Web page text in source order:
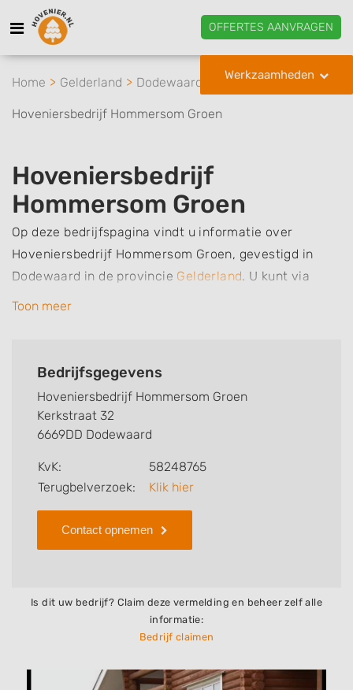
OFFERTES AANVRAGEN
Werkzaamheden
Home Gelderland Dodewaard
Hoveniersbedrijf Hommersom Groen
Hoveniersbedrijf
Hommersom Groen
Op deze bedrijfspagina vindt u informatie over
Hoveniersbedrijf Hommersom Groen, gevestigd in
Dodewaard in de provincie Gelderland. U kunt via
deze pagina eenvoudig contact met het bedrijf
werkzaamheden van dit bedrijf, zo kunt u snel zien
u kan verzorgen. Tenslotte kunt een beoordeling of
review achterlaten als u al ervaring heeft met dit
Zoekt u een ander bedrijf? Bekijk dan andere
hoveniers en bedrijven inDodewaard
Toon meer
Bedrijfsgegevens
Hoveniersbedrijf Hommersom Groen
Kerkstraat 32
6669DD Dodewaard
KvK:
58248765
Terugbelverzoek:
Klik hier
Contact opnemen
Is dit uw bedrijf? Claim deze vermelding en beheer zelf alle
informatie:
Bedrijf claimen